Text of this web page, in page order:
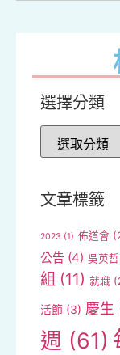
選擇分類
文章標籤
2023 (1) 佈道會
公告 (4) 吳英哲
組 (11) 就職
活節 (3) 慶生
週 (61)